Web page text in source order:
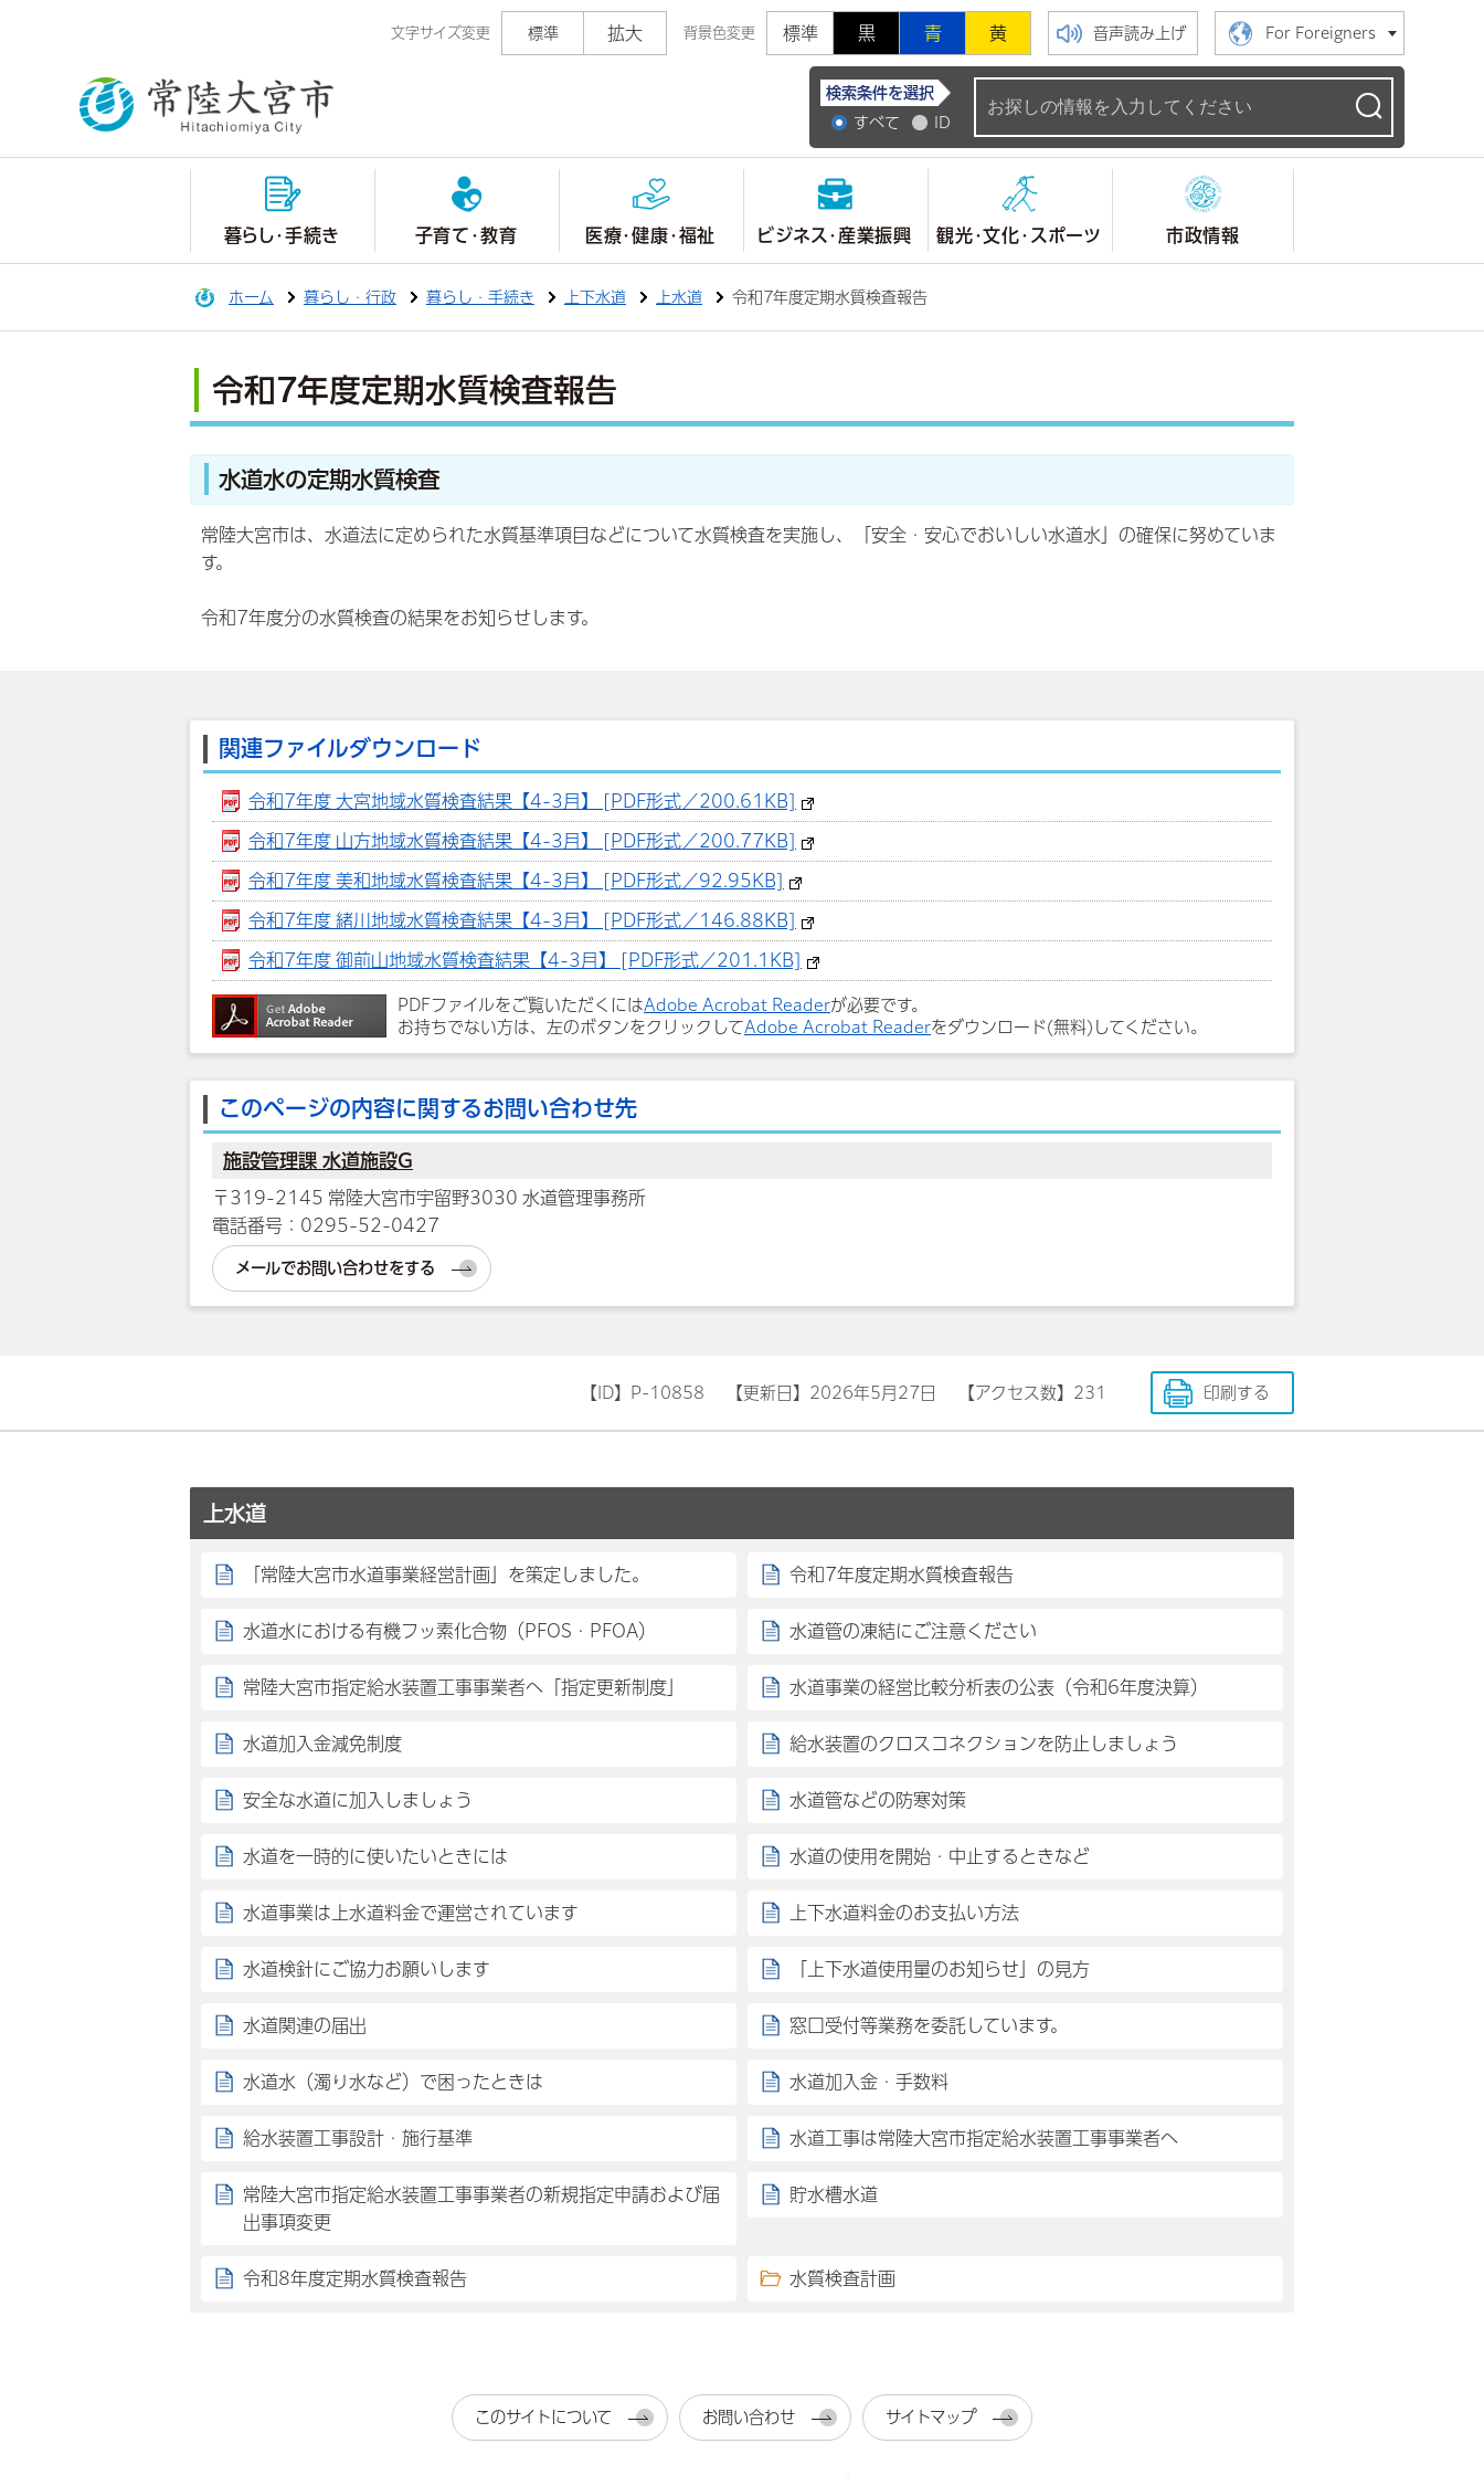
文字サイズ変更 標準 拡大 背景色変更 標準 黒 青 黄 音声読み上げ For Foreigners
常陸大宮市公式ホームページ
検索条件を選択
すべて
ID
暮らし・手続き 子育て・教育 医療・健康・福祉 ビジネス・産業振興 観光・文化・スポーツ 市政情報
ホーム 暮らし・行政 暮らし・手続き 上下水道 上水道 令和7年度定期水質検査報告
令和7年度定期水質検査報告
水道水の定期水質検査
常陸大宮市は、水道法に定められた水質基準項目などについて水質検査を実施し、「安全・安心でおいしい水道水」の確保に努めていま
す。
令和7年度分の水質検査の結果をお知らせします。
関連ファイルダウンロード
令和7年度 大宮地域水質検査結果【4-3月】 [PDF形式／200.61KB]
令和7年度 山方地域水質検査結果【4-3月】 [PDF形式／200.77KB]
令和7年度 美和地域水質検査結果【4-3月】 [PDF形式／92.95KB]
令和7年度 緒川地域水質検査結果【4-3月】 [PDF形式／146.88KB]
令和7年度 御前山地域水質検査結果【4-3月】 [PDF形式／201.1KB]
PDFファイルをご覧いただくにはAdobe Acrobat Readerが必要です。
お持ちでない方は、左のボタンをクリックしてAdobe Acrobat Readerをダウンロード(無料)してください。
このページの内容に関するお問い合わせ先
施設管理課 水道施設G
〒319-2145 常陸大宮市宇留野3030 水道管理事務所
電話番号：0295-52-0427
メールでお問い合わせをする
【ID】 P-10858 【更新日】 2026年5月27日 【アクセス数】 231 印刷する
上水道
「常陸大宮市水道事業経営計画」を策定しました。 令和7年度定期水質検査報告
水道水における有機フッ素化合物（PFOS・PFOA） 水道管の凍結にご注意ください
常陸大宮市指定給水装置工事事業者へ「指定更新制度」 水道事業の経営比較分析表の公表（令和6年度決算）
水道加入金減免制度 給水装置のクロスコネクションを防止しましょう
安全な水道に加入しましょう 水道管などの防寒対策
水道を一時的に使いたいときには 水道の使用を開始・中止するときなど
水道事業は上水道料金で運営されています 上下水道料金のお支払い方法
水道検針にご協力お願いします 「上下水道使用量のお知らせ」の見方
水道関連の届出 窓口受付等業務を委託しています。
水道水（濁り水など）で困ったときは 水道加入金・手数料
給水装置工事設計・施行基準 水道工事は常陸大宮市指定給水装置工事事業者へ
常陸大宮市指定給水装置工事事業者の新規指定申請および届
出事項変更
貯水槽水道
令和8年度定期水質検査報告 水質検査計画
このサイトについて お問い合わせ サイトマップ